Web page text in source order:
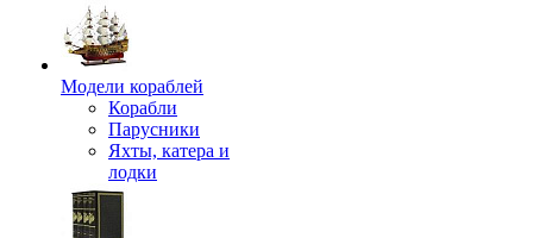
Модели кораблей
Корабли
Парусники
Яхты, катера и
лодки